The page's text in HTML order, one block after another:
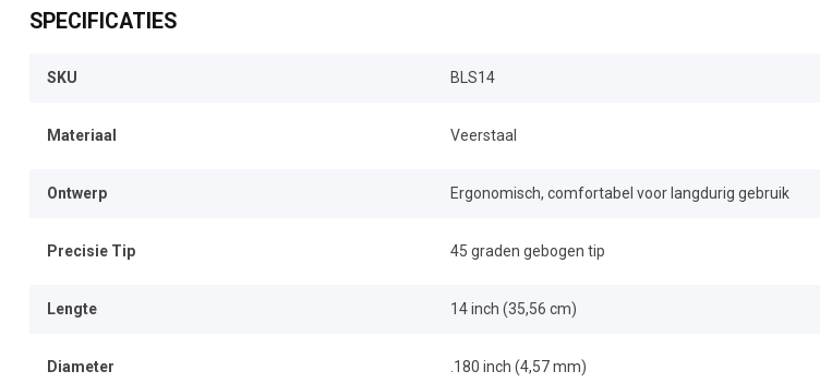
SPECIFICATIES
SKU BLS14
Materiaal Veerstaal
Ontwerp Ergonomisch, comfortabel voor langdurig gebruik
Precisie Tip 45 graden gebogen tip
Lengte 14 inch (35,56 cm)
Diameter .180 inch (4,57 mm)